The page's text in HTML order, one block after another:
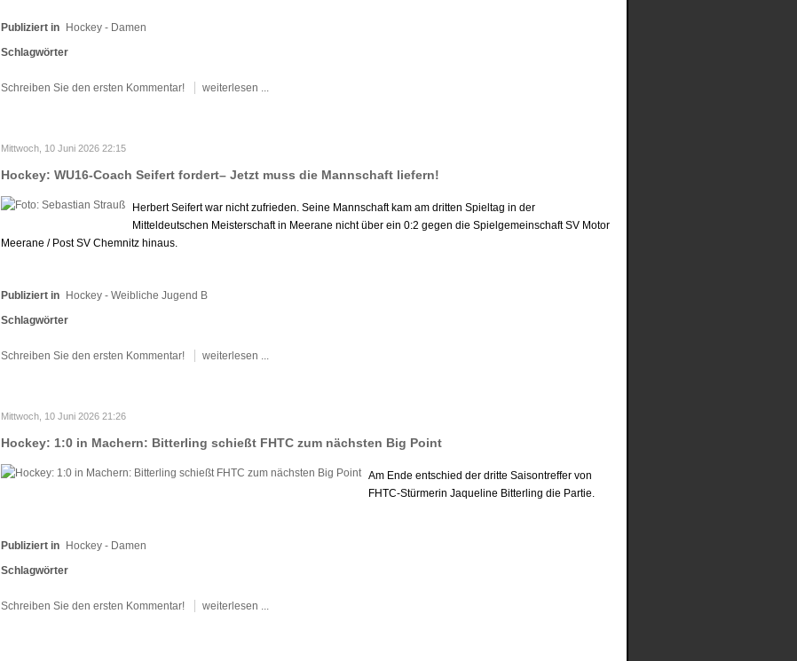
Publiziert in Hockey - Damen
Schlagwörter
Schreiben Sie den ersten Kommentar! weiterlesen ...
Mittwoch, 10 Juni 2026 22:15
Hockey: WU16-Coach Seifert fordert– Jetzt muss die Mannschaft liefern!
Herbert Seifert war nicht zufrieden. Seine Mannschaft kam am dritten Spieltag in der
Mitteldeutschen Meisterschaft in Meerane nicht über ein 0:2 gegen die Spielgemeinschaft SV Motor
Meerane / Post SV Chemnitz hinaus.
Publiziert in Hockey - Weibliche Jugend B
Schlagwörter
Schreiben Sie den ersten Kommentar! weiterlesen ...
Mittwoch, 10 Juni 2026 21:26
Hockey: 1:0 in Machern: Bitterling schießt FHTC zum nächsten Big Point
Am Ende entschied der dritte Saisontreffer von
FHTC-Stürmerin Jaqueline Bitterling die Partie.
Publiziert in Hockey - Damen
Schlagwörter
Schreiben Sie den ersten Kommentar! weiterlesen ...